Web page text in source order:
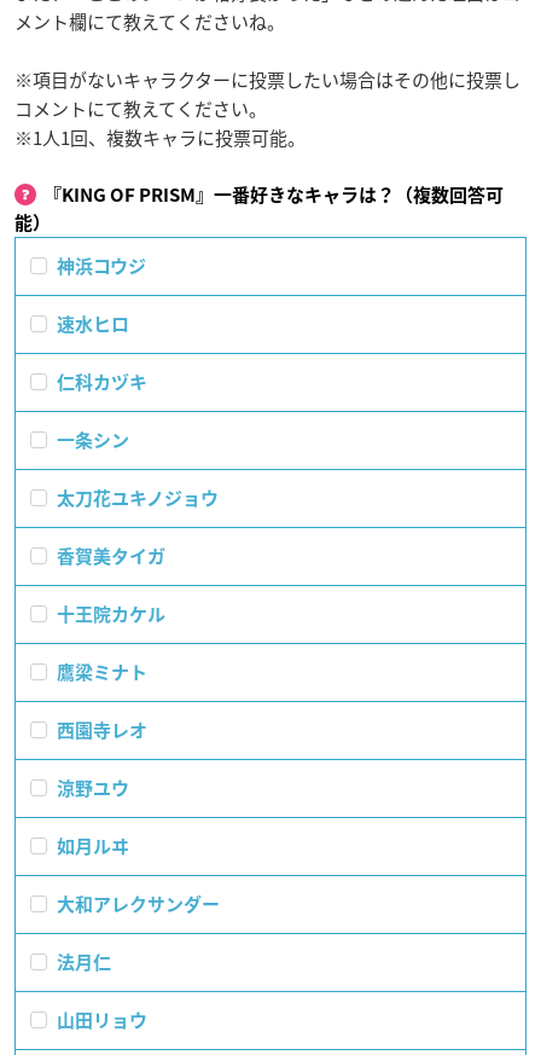
メント欄にて教えてくださいね。
※項目がないキャラクターに投票したい場合はその他に投票し
コメントにて教えてください。
※1人1回、複数キャラに投票可能。
『KING OF PRISM』一番好きなキャラは？（複数回答可
能）
神浜コウジ
速水ヒロ
仁科カヅキ
一条シン
太刀花ユキノジョウ
香賀美タイガ
十王院カケル
鷹梁ミナト
西園寺レオ
涼野ユウ
如月ルヰ
大和アレクサンダー
法月仁
山田リョウ